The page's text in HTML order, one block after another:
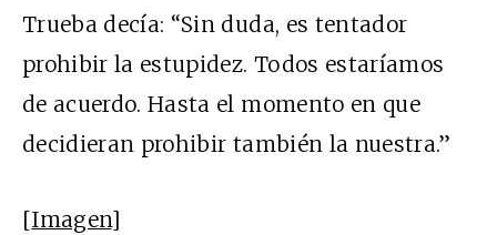
Trueba decía: “Sin duda, es tentador
prohibir la estupidez. Todos estaríamos
de acuerdo. Hasta el momento en que
decidieran prohibir también la nuestra.”
[Imagen]